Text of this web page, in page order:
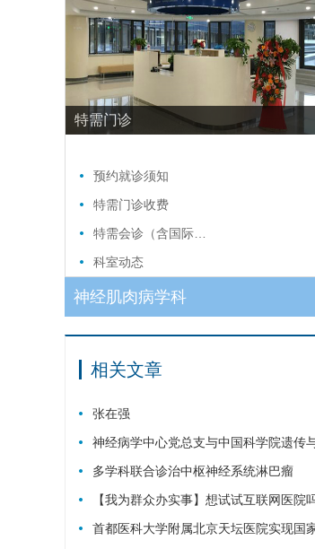
特需门诊
预约就诊须知
特需门诊收费
特需会诊（含国际…
科室动态
神经肌肉病学科
相关文章
张在强
神经病学中心党总支与中国科学院遗传
多学科联合诊治中枢神经系统淋巴瘤
【我为群众办实事】想试试互联网医院
首都医科大学附属北京天坛医院实现